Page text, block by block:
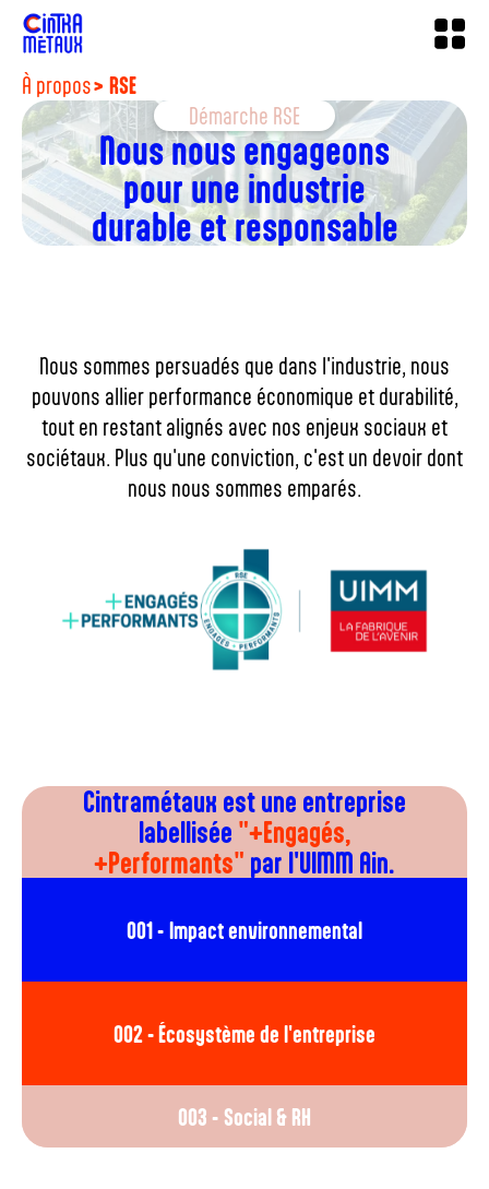
À propos> RSE
Démarche RSE
Nous nous engageons
pour une industrie
durable et responsable
Nous sommes persuadés que dans l'industrie, nous
pouvons allier performance économique et durabilité,
tout en restant alignés avec nos enjeux sociaux et
sociétaux. Plus qu'une conviction, c'est un devoir dont
nous nous sommes emparés.
Cintramétaux est une entreprise
labellisée "+Engagés,
+Performants" par l'UIMM Ain.
001 - Impact environnemental
002 -Écosystème de l'entreprise
003 - Social & RH